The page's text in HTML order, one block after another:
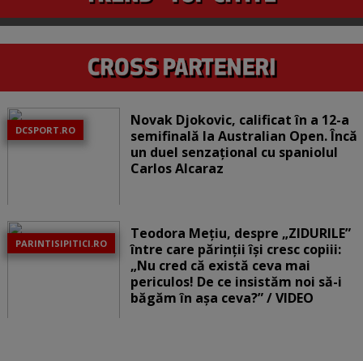
DCSPORT.RO
Novak Djokovic, calificat în a 12-a
semifinală la Australian Open. Încă
un duel senzațional cu spaniolul
Carlos Alcaraz
PARINTISIPITICI.RO
Teodora Mețiu, despre „ZIDURILE”
între care părinții își cresc copiii:
„Nu cred că există ceva mai
periculos! De ce insistăm noi să-i
băgăm în așa ceva?” / VIDEO